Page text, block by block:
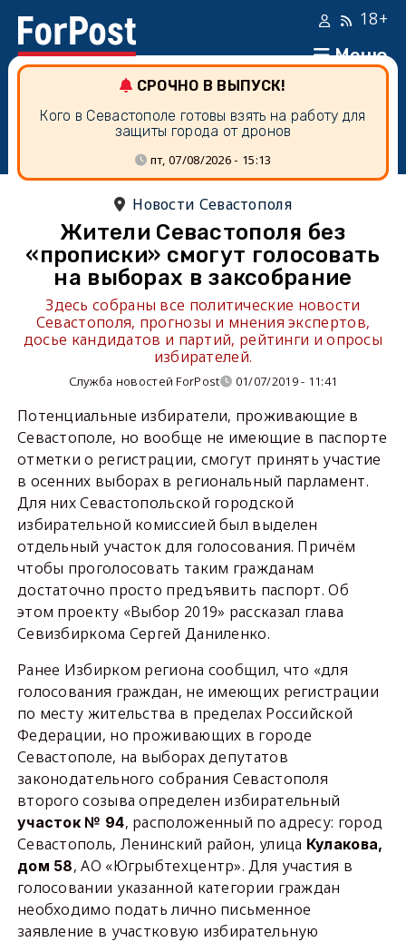
Меню
18+
СРОЧНО В ВЫПУСК!
Кого в Севастополе готовы взять на работу для
защиты города от дронов
пт, 07/08/2026 - 15:13
Новости Севастополя
Жители Севастополя без
«прописки» смогут голосовать
на выборах в заксобрание
Здесь собраны все политические новости
Севастополя, прогнозы и мнения экспертов,
досье кандидатов и партий, рейтинги и опросы
избирателей.
Служба новостей ForPost 01/07/2019 - 11:41
Потенциальные избиратели, проживающие в
Севастополе, но вообще не имеющие в паспорте
отметки о регистрации, смогут принять участие
в осенних выборах в региональный парламент.
Для них Севастопольской городской
избирательной комиссией был выделен
отдельный участок для голосования. Причём
чтобы проголосовать таким гражданам
достаточно просто предъявить паспорт. Об
этом проекту «Выбор 2019» рассказал глава
Севизбиркома Сергей Даниленко.
Ранее Избирком региона сообщил, что «для
голосования граждан, не имеющих регистрации
по месту жительства в пределах Российской
Федерации, но проживающих в городе
Севастополе, на выборах депутатов
законодательного собрания Севастополя
второго созыва определен избирательный
участок № 94, расположенный по адресу: город
Севастополь, Ленинский район, улица Кулакова,
дом 58, АО «Югрыбтехцентр». Для участия в
голосовании указанной категории граждан
необходимо подать лично письменное
заявление в участковую избирательную